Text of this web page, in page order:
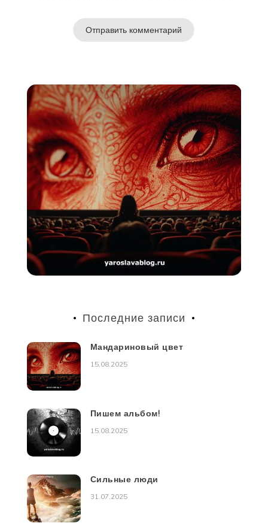
Последние записи
Мандариновый цвет
15.08.2025
Пишем альбом!
15.08.2025
Сильные люди
31.07.2025